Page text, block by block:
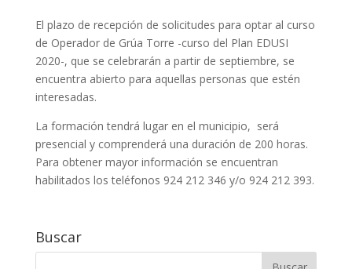
El plazo de recepción de solicitudes para optar al curso
de Operador de Grúa Torre -curso del Plan EDUSI
2020-, que se celebrarán a partir de septiembre, se
encuentra abierto para aquellas personas que estén
interesadas.
La formación tendrá lugar en el municipio, será
presencial y comprenderá una duración de 200 horas.
Para obtener mayor información se encuentran
habilitados los teléfonos 924 212 346 y/o 924 212 393.
Buscar